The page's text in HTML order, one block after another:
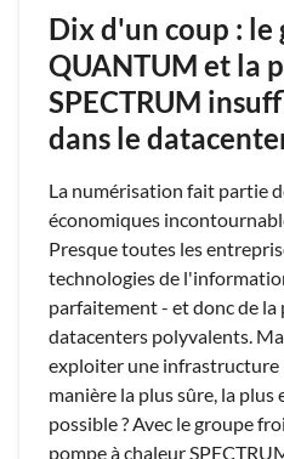
Dix d'un coup :
QUANTUM et la
SPECTRUM
dans le
La numérisation fait partie
économiques
Presque toutes les
technologies de
parfaitement - et donc de la
datacenters polyvalents.
exploiter une infrastructure
manière la plus sûre, la
possible ? Avec le groupe
pompe à chaleur